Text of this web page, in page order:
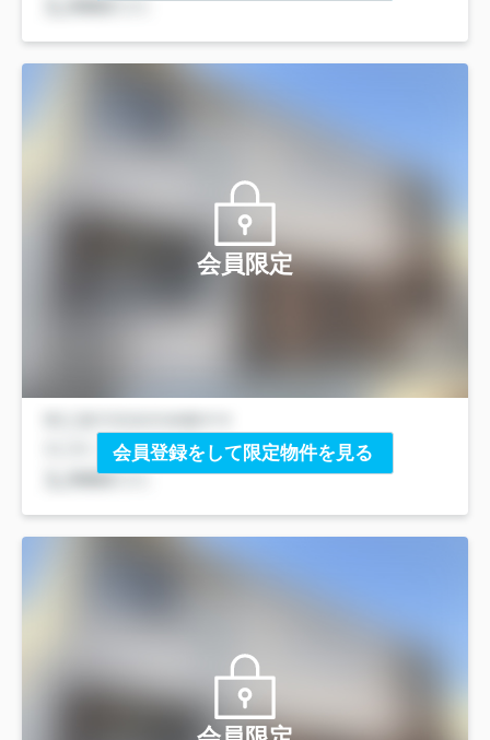
会員限定
会員登録をして限定物件を見る